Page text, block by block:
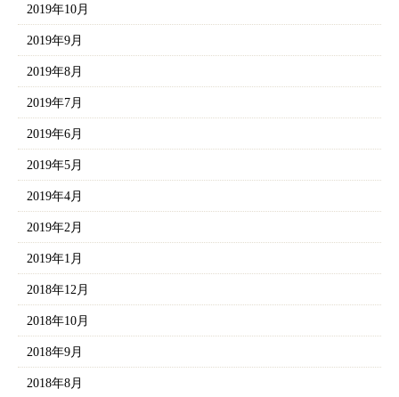
2019年10月
2019年9月
2019年8月
2019年7月
2019年6月
2019年5月
2019年4月
2019年2月
2019年1月
2018年12月
2018年10月
2018年9月
2018年8月